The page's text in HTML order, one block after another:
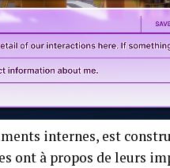
internes, est
ont à propos de leurs